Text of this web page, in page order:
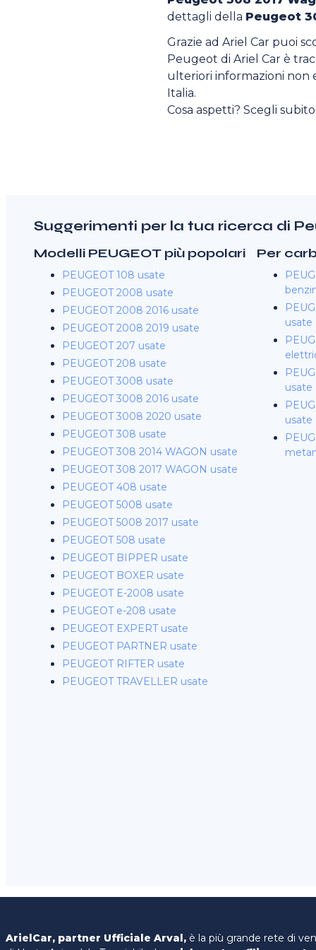
dettagli della Peugeot
Grazie ad Ariel Car puoi
Peugeot di Ariel Car è
ulteriori informazioni non
Italia.
Cosa aspetti? Scegli
Suggerimenti per la tua ricerca di
Modelli PEUGEOT più popolari
PEUGEOT 108 usate
PEUGEOT 2008 usate
PEUGEOT 2008 2016 usate
PEUGEOT 2008 2019 usate
PEUGEOT 207 usate
PEUGEOT 208 usate
PEUGEOT 3008 usate
PEUGEOT 3008 2016 usate
PEUGEOT 3008 2020 usate
PEUGEOT 308 usate
PEUGEOT 308 2014 WAGON usate
PEUGEOT 308 2017 WAGON usate
PEUGEOT 408 usate
PEUGEOT 5008 usate
PEUGEOT 5008 2017 usate
PEUGEOT 508 usate
PEUGEOT BIPPER usate
PEUGEOT BOXER usate
PEUGEOT E-2008 usate
PEUGEOT e-208 usate
PEUGEOT EXPERT usate
PEUGEOT PARTNER usate
PEUGEOT RIFTER usate
PEUGEOT TRAVELLER usate
Per
usate
usate
usate
ArielCar, partner Ufficiale Arval, è la più grande rete di